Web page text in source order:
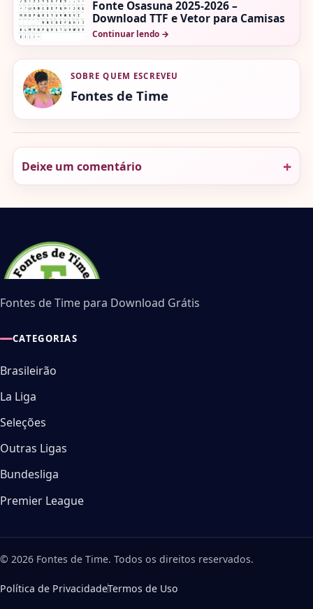
Fonte Osasuna 2025-2026 –
Download TTF e Vetor para Camisas
Continuar lendo →
SOBRE QUEM ESCREVEU
Fontes de Time
Deixe um comentário
Fontes de Time para Download Grátis
CATEGORIAS
Brasileirão
La Liga
Seleções
Outras Ligas
Bundesliga
Premier League
© 2026 Fontes de Time. Todos os direitos reservados.
Política de PrivacidadeTermos de Uso